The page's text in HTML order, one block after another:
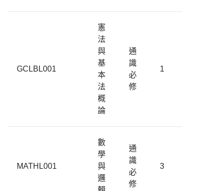
GCLBL001
憲
法
與
基
本
法
概
論
通
識
必
修
1
MATHL001
數
學
與
邏
通
識
必
修
3